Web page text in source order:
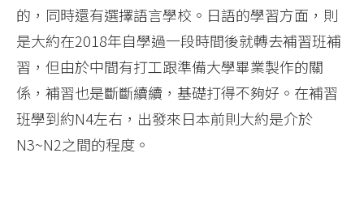
的，同時還有選擇語言學校。日語的學習方面，則
是大約在2018年自學過一段時間後就轉去補習班補
習，但由於中間有打工跟準備大學畢業製作的關
係，補習也是斷斷續續，基礎打得不夠好。在補習
班學到約N4左右，出發來日本前則大約是介於
N3~N2之間的程度。